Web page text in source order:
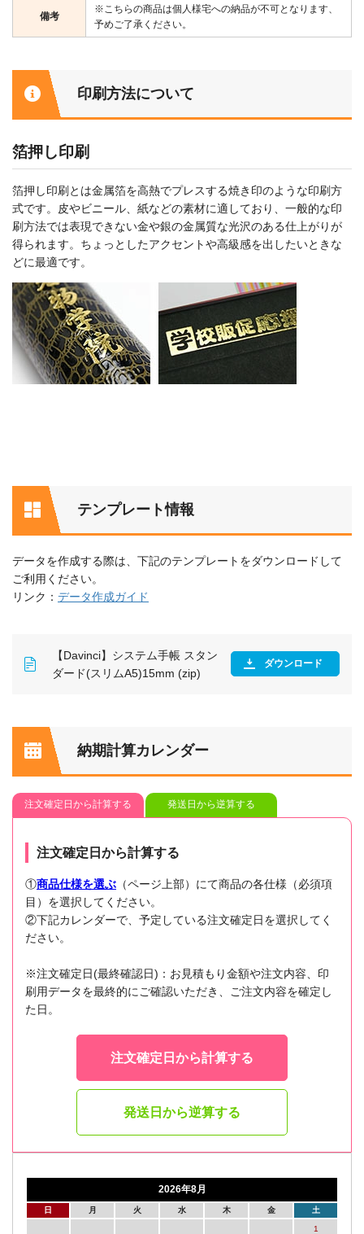
備考
※こちらの商品は個人様宅への納品が不可となります、
予めご了承ください。
印刷方法について
箔押し印刷
箔押し印刷とは金属箔を高熱でプレスする焼き印のような印刷方
式です。皮やビニール、紙などの素材に適しており、一般的な印
刷方法では表現できない金や銀の金属質な光沢のある仕上がりが
得られます。ちょっとしたアクセントや高級感を出したいときな
どに最適です。
テンプレート情報
データを作成する際は、下記のテンプレートをダウンロードして
ご利用ください。
リンク： データ作成ガイド
【Davinci】システム手帳 スタン
ダード(スリムA5)15mm (zip)
ダウンロード
納期計算カレンダー
注文確定日から計算する 発送日から逆算する
注文確定日から計算する
①商品仕様を選ぶ （ページ上部）にて商品の各仕様（必須項
目）を選択してください。
②下記カレンダーで、予定している注文確定日を選択してく
ださい。
※注文確定日(最終確認日)：お見積もり金額や注文内容、印
刷用データを最終的にご確認いただき、ご注文内容を確定し
た日。
注文確定日から計算する
発送日から逆算する
2026年8月
日 月 火 水 木 金 土
1